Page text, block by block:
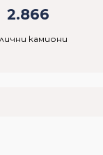
2.866
камиони